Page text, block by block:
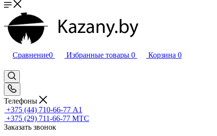
Сравнение0 Избранные товары 0 Корзина 0
Телефоны
+375 (44) 710-66-77 А1
+375 (29) 711-66-77 МТС
Заказать звонок